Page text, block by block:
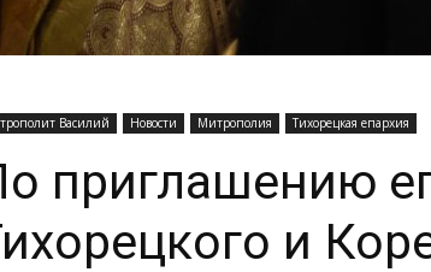
Василий Новости Митрополия Тихорецкая епархия
приглашению
и